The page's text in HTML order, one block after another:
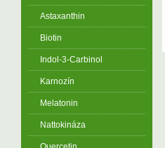
Astaxanthin
Biotin
Indol-3-Carbinol
Karnozín
Melatonin
Nattokináza